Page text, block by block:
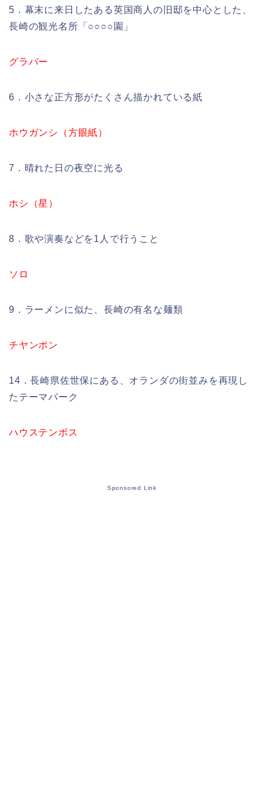
5．幕末に来日したある英国商人の旧邸を中心とした、
長崎の観光名所「○○○○園」
グラバー
6．小さな正方形がたくさん描かれている紙
ホウガンシ（方眼紙）
7．晴れた日の夜空に光る
ホシ（星）
8．歌や演奏などを1人で行うこと
ソロ
9．ラーメンに似た、長崎の有名な麺類
チヤンポン
14．長崎県佐世保にある、オランダの街並みを再現し
たテーマパーク
ハウステンボス
Sponsored Link